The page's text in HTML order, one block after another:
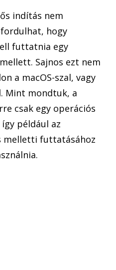
indítás nem
hogy
futtatnia egy
Sajnos ezt nem
a macOS-szal, vagy
Mint mondtuk, a
csak egy operációs
például az
melletti futtatásához